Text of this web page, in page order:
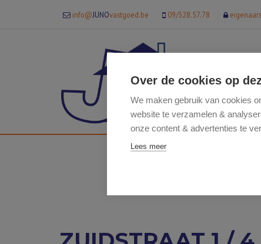
info@JUNOvastgoed.be 09/328.57.78
Over de cookies op
We maken gebruik van cookies
website te verzamelen &
onze content & advertenties te
Lees meer